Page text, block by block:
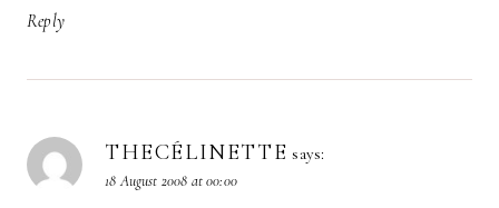
Reply
THECÉLINETTE says:
18 August 2008 at 00:00